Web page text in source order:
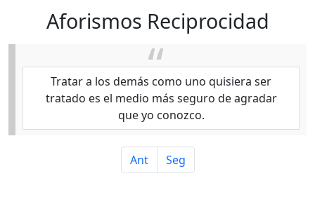
Aforismos Reciprocidad
Tratar a los demás como uno quisiera ser
tratado es el medio más seguro de agradar
que yo conozco.
Ant Seg